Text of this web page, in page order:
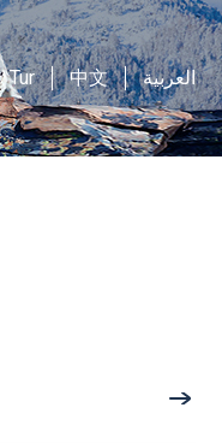
Tur 中文 العربية